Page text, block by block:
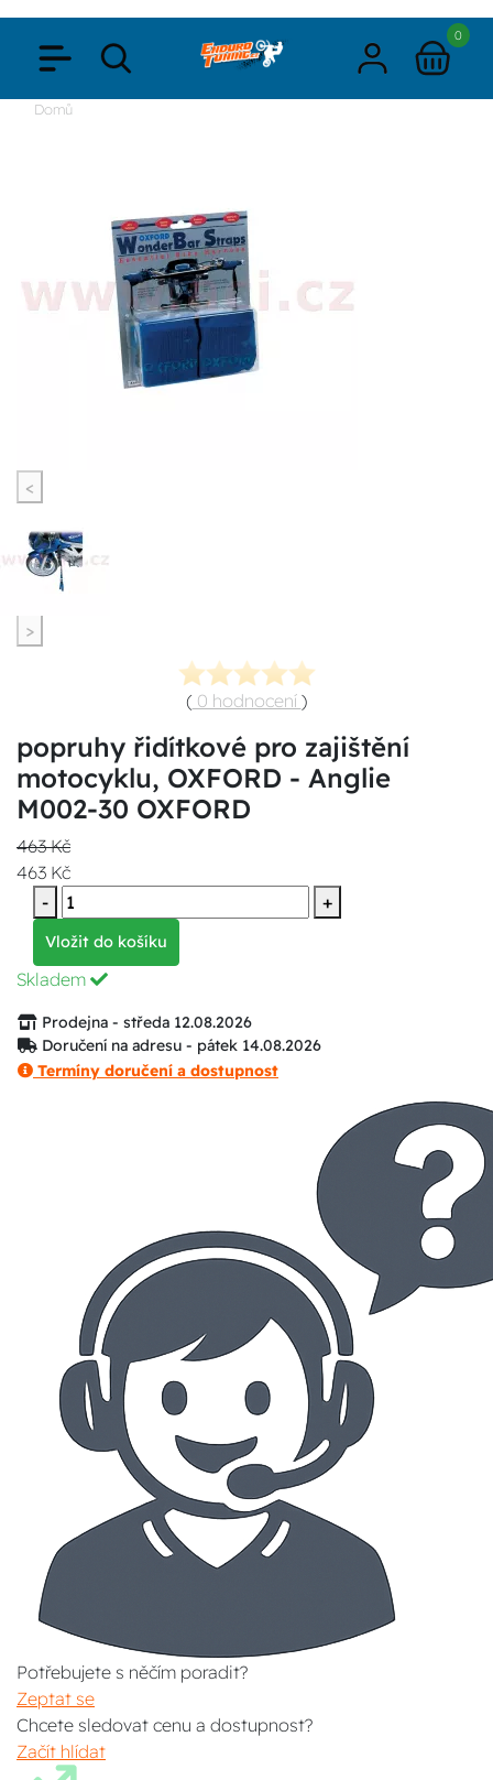
0
Domů
<
>
( 0 hodnocení )
popruhy řidítkové pro zajištění
motocyklu, OXFORD - Anglie
M002-30 OXFORD
463 Kč
463 Kč
-
+
Vložit do košíku
Skladem
Prodejna - středa 12.08.2026
Doručení na adresu - pátek 14.08.2026
Termíny doručení a dostupnost
Potřebujete s něčím poradit?
Zeptat se
Chcete sledovat cenu a dostupnost?
Začít hlídat